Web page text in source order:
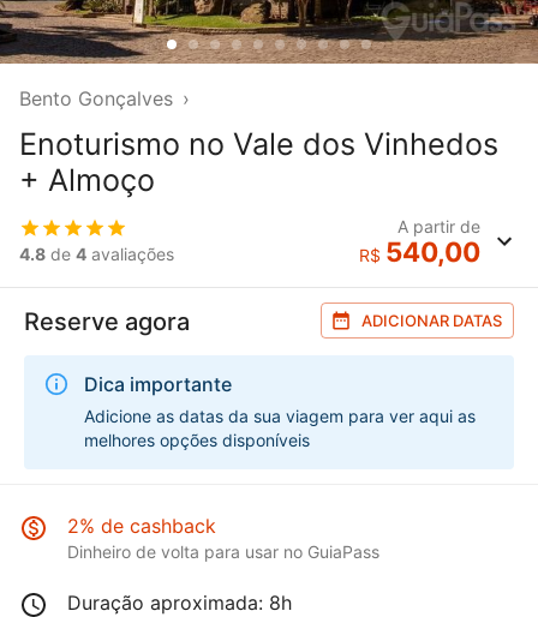
Bento Gonçalves ›
Enoturismo no Vale dos Vinhedos
+ Almoço
4.8 de 4 avaliações
A partir de
R$ 540,00
Reserve agora ADICIONAR DATAS
Dica importante
Adicione as datas da sua viagem para ver aqui as
melhores opções disponíveis
2% de cashback
Dinheiro de volta para usar no GuiaPass
Duração aproximada: 8h